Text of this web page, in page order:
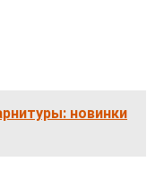
новинки